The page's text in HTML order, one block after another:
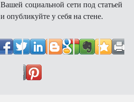
Вашей социальной сети под статьей
и опубликуйте у себя на стене.